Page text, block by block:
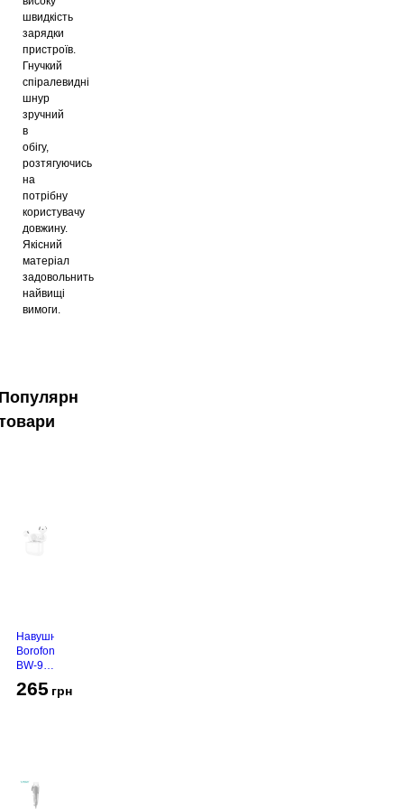
швидкість
зарядки
пристроїв.
Гнучкий
спіралевидні
шнур
зручний
в
обігу,
розтягуючись
на
потрібну
користувачу
довжину.
Якісний
матеріал
задовольнить
найвищі
вимоги.
Навушники
Borofone
BW-94
White
265 грн